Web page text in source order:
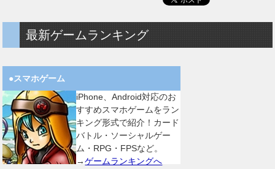
最新ゲームランキング
●スマホゲーム
iPhone、Android対応のお
すすめスマホゲームをラン
キング形式で紹介！カード
バトル・ソーシャルゲー
ム・RPG・FPSなど。
→ゲームランキングへ